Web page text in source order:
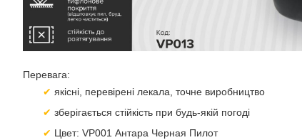
Перевага:
якісні, перевірені лекала, точне виробництво
зберігається стійкість при будь-якій погоді
Цвет: VP001 Антара Черная Пилот